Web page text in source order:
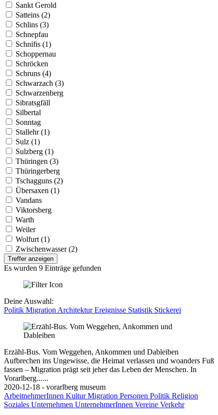
Sankt Gerold
Satteins (2)
Schlins (3)
Schnepfau
Schnifis (1)
Schoppernau
Schröcken
Schruns (4)
Schwarzach (3)
Schwarzenberg
Sibratsgfäll
Silbertal
Sonntag
Stallehr (1)
Sulz (1)
Sulzberg (1)
Thüringen (3)
Thüringerberg
Tschagguns (2)
Übersaxen (1)
Vandans
Viktorsberg
Warth
Weiler
Wolfurt (1)
Zwischenwasser (2)
Treffer anzeigen
Es wurden 9 Einträge gefunden
Deine Auswahl:
Politik Migration ArchitekturEreignisse Statistik Stickerei
Erzähl-Bus. Vom Weggehen, Ankommen und Dableiben
Aufbrechen ins Ungewisse, die Heimat verlassen und woanders Fuß
fassen – Migration prägt seit jeher das Leben der Menschen. In
Vorarlberg......
2020-12-18 - vorarlberg museum
ArbeitnehmerInnen KulturMigration Personen Politik Religion
Soziales Unternehmen UnternehmerInnen Vereine Verkehr